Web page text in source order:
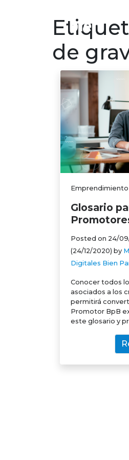
de
Glosario
Posted on 24/
(24/12/2020) by
Digitales Bien
Conocer todos
asociados a los
permitirá
Promotor BpB
este glosario y